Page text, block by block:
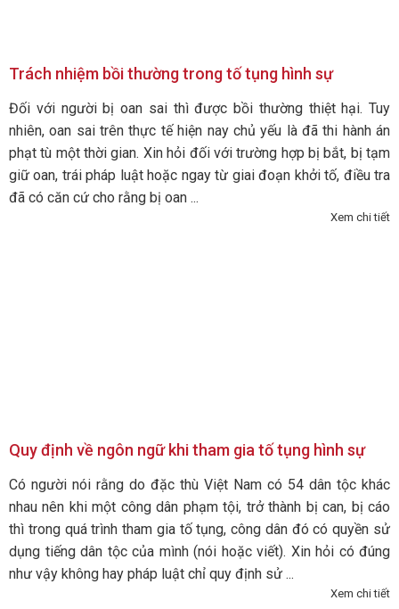
Trách nhiệm bồi thường trong tố tụng hình sự
Đối với người bị oan sai thì được bồi thường thiệt hại. Tuy
nhiên, oan sai trên thực tế hiện nay chủ yếu là đã thi hành án
phạt tù một thời gian. Xin hỏi đối với trường hợp bị bắt, bị tạm
giữ oan, trái pháp luật hoặc ngay từ giai đoạn khởi tố, điều tra
đã có căn cứ cho rằng bị oan ...
Xem chi tiết
Quy định về ngôn ngữ khi tham gia tố tụng hình sự
Có người nói rằng do đặc thù Việt Nam có 54 dân tộc khác
nhau nên khi một công dân phạm tội, trở thành bị can, bị cáo
thì trong quá trình tham gia tố tụng, công dân đó có quyền sử
dụng tiếng dân tộc của mình (nói hoặc viết). Xin hỏi có đúng
như vậy không hay pháp luật chỉ quy định sử ...
Xem chi tiết